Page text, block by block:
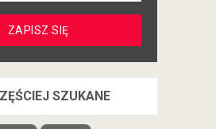
SZUKANE